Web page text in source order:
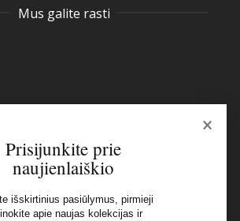
Mus galite rasti
Naujienlaiškis
×
Prisijunkite prie
naujienlaiškio
išskirtinius pasiūlymus, pirmieji
apie naujas kolekcijas ir